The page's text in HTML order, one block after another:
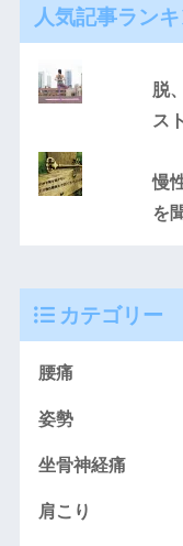
人気記事ラン
脱
ス
慢
を
カテゴリー
腰痛
姿勢
坐骨神経痛
肩こり